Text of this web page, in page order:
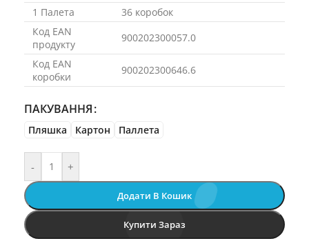
1 Палета
36 коробок
Код EAN
продукту
900202300057.0
Код EAN
коробки
900202300646.6
ПАКУВАННЯ
Пляшка Картон Паллета
- +
Додати В Кошик
Купити Зараз